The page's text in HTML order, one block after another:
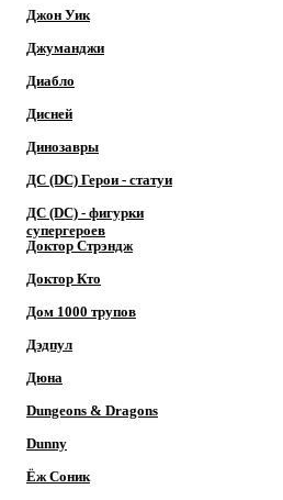
Джон Уик
Джуманджи
Диабло
Дисней
Динозавры
ДС (DC) Герои - cтатуи
ДС (DC) - фигурки
супергероев
Доктор Cтрэндж
Доктор Кто
Дом 1000 трупов
Дэдпул
Дюна
Dungeons & Dragons
Dunny
Ёж Соник